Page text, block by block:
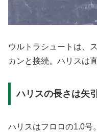
ウルトラシュートは、
カンと接続。ハリスは直
ハリスの長さは矢
ハリスはフロロの1.0号